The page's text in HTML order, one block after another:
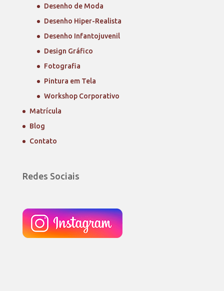
Desenho de Moda
Desenho Hiper-Realista
Desenho Infantojuvenil
Design Gráfico
Fotografia
Pintura em Tela
Workshop Corporativo
Matrícula
Blog
Contato
Redes Sociais